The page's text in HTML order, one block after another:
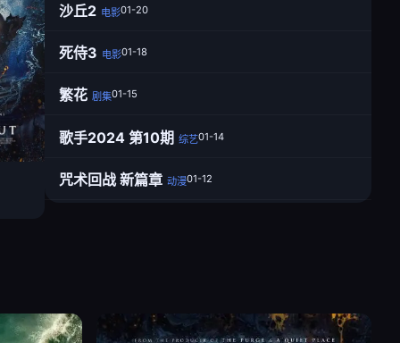
沙丘2 电影01-20
死侍3 电影01-18
繁花 剧集01-15
歌手2024 第10期 综艺01-14
咒术回战 新篇章 动漫01-12